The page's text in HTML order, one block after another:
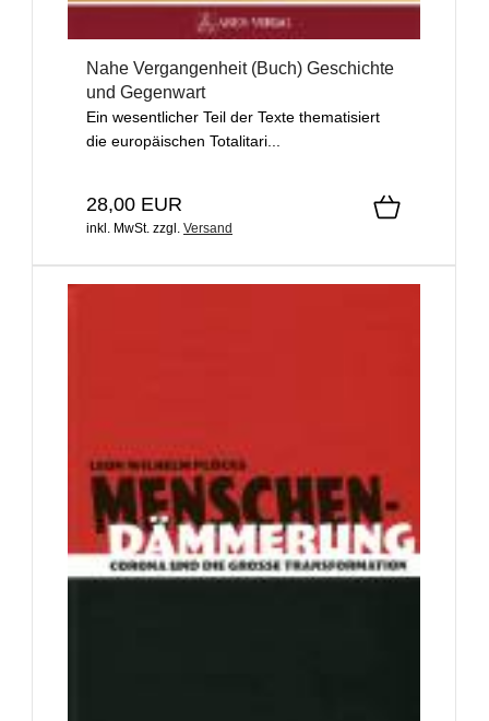
Nahe Vergangenheit (Buch) Geschichte
und Gegenwart
Ein wesentlicher Teil der Texte thematisiert
die europäischen Totalitari...
28,00 EUR
inkl. MwSt. zzgl. Versand